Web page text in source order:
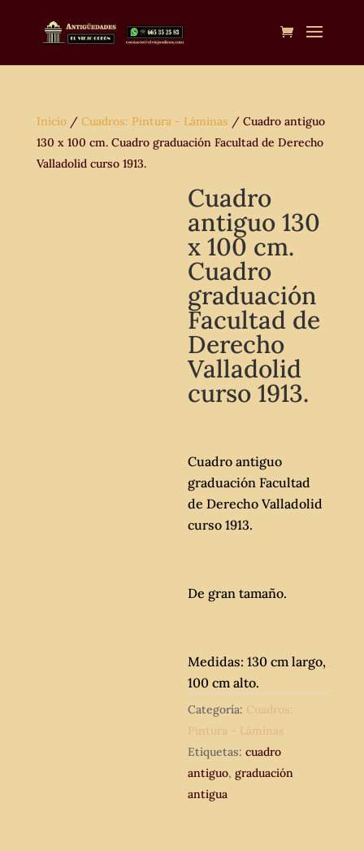
Inicio/ Cuadros: Pintura - Láminas / Cuadro antiguo
130 x 100 cm. Cuadro graduación Facultad de Derecho
Valladolid curso 1913.
Cuadro
antiguo 130
x 100 cm.
Cuadro
graduación
Facultad de
Derecho
Valladolid
curso 1913.
Cuadro antiguo
graduación Facultad
de Derecho Valladolid
curso 1913.
De gran tamaño.
Medidas: 130 cm largo,
100 cm alto.
Categoría: Cuadros:
Pintura - Láminas
Etiquetas:cuadro
antiguo,graduación
antigua